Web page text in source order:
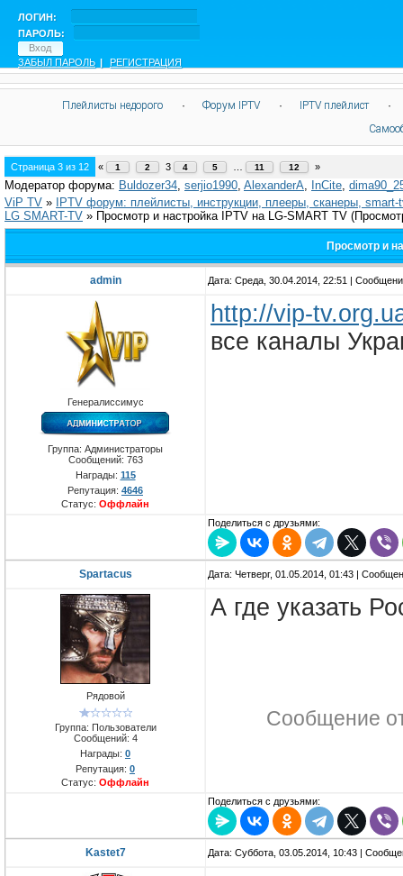
ЛОГИН:
ПАРОЛЬ:
ЗАБЫЛ ПАРОЛЬ | РЕГИСТРАЦИЯ
Плейлисты недорого · Форум IPTV · IPTV плейлист
·
Страница 3 из 12 « 1 2 3 4 5 11 12 »
Модератор форума: Buldozer34, serjio1990, AlexanderA, InCite,
ViP TV »
IPTV форум: плейлисты, инструкции, плееры, сканеры, smart-
LG SMART-TV » Просмотр и настройка IPTV на LG-SMART TV
Просмотр и
admin Дата: Среда, 30.04.2014, 22:51 |
Генералиссимус
Группа: Администраторы
Сообщений: 763
Награды: 115
Репутация: 4646
Статус: Оффлайн
http://vip-
все каналы
Поделиться с друзьями:
Spartacus Дата: Четверг, 01.05.2014, 01:43 |
Рядовой
Группа: Пользователи
Сообщений: 4
Награды: 0
Репутация: 0
Статус: Оффлайн
А где указать
Сообщение
Поделиться с друзьями:
Kastet7 Дата: Суббота, 03.05.2014, 10:43 |